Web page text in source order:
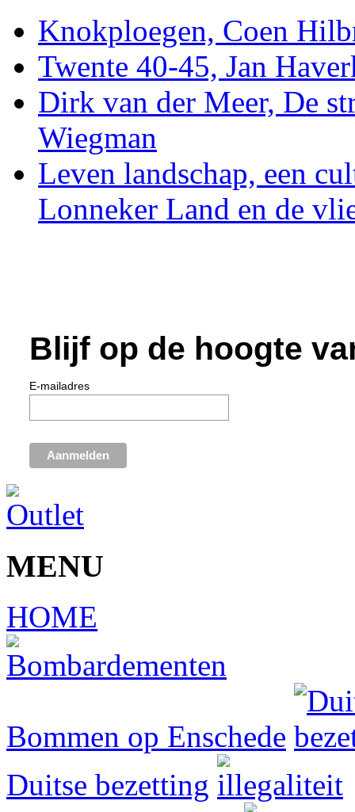
Knokploegen, Coen
Twente 40-45, Jan
Dirk van der Meer, De
Wiegman
Leven landschap, een
Lonneker Land en de
Blijf op de hoogte
E-mailadres
MENU
HOME
Bommen op Enschede
Duitse bezetting